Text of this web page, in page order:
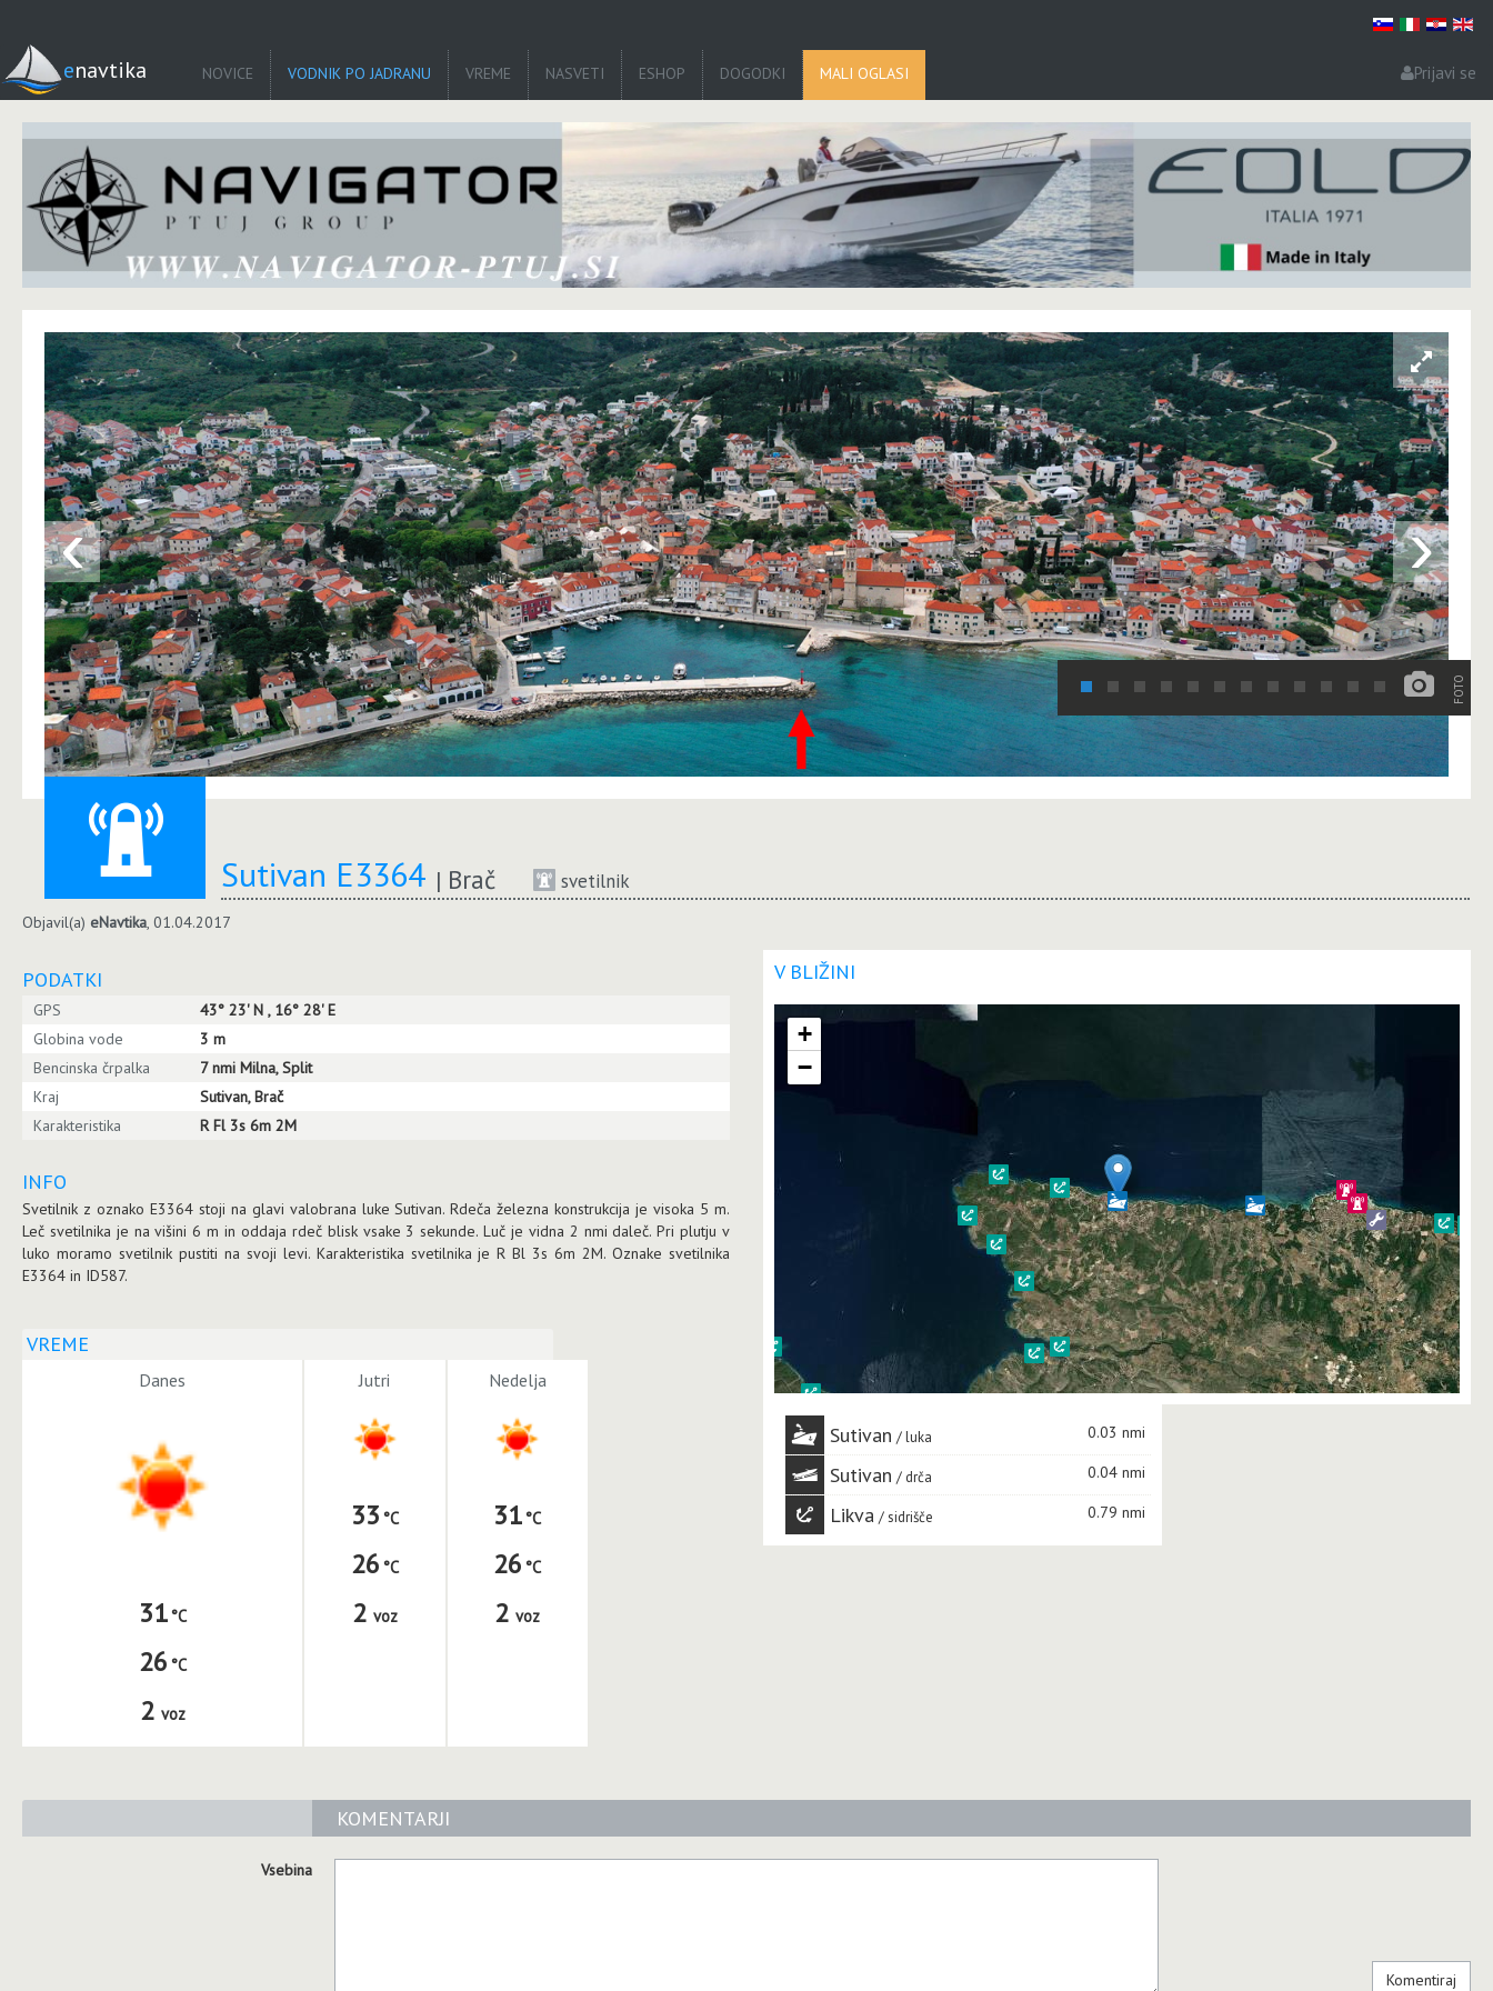
enavtika NOVICE VODNIK PO JADRANU VREME NASVETI ESHOP DOGODKI MALI OGLASI Prijavi se
‹ ›
FOTO
Sutivan E3364 Brač svetilnik
Objavil(a) eNavtika, 01.04.2017
PODATKI
GPS
43° 23' N , 16° 28' E
Globina vode
3 m
Bencinska črpalka
7 nmi Milna, Split
Kraj
Sutivan, Brač
Karakteristika
R Fl 3s 6m 2M
INFO
Svetilnik z oznako E3364 stoji na glavi valobrana luke Sutivan. Rdeča železna konstrukcija je visoka 5 m.
Leč svetilnika je na višini 6 m in oddaja rdeč blisk vsake 3 sekunde. Luč je vidna 2 nmi daleč. Pri plutju v
luko moramo svetilnik pustiti na svoji levi. Karakteristika svetilnika je R Bl 3s 6m 2M. Oznake svetilnika
E3364 in ID587.
VREME
Danes
31
26
2 voz
Jutri
33
26
2 voz
Nedelja
31
26
2 voz
V BLIŽINI
+
−
Sutivan luka 0.03 nmi
Sutivan drča 0.04 nmi
Likva sidrišče 0.79 nmi
KOMENTARJI
Vsebina